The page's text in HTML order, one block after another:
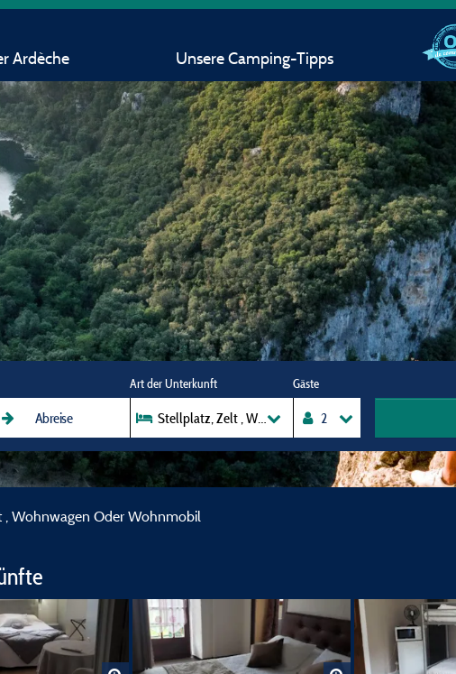
Ardèche Unsere Camping-Tipps
Art der Unterkunft
Stellplatz, Zelt , Wohnwagen Oder Wohnmobil
Gäste
, Wohnwagen Oder Wohnmobil